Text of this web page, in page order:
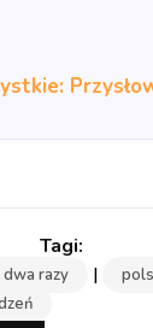
dwa razy |